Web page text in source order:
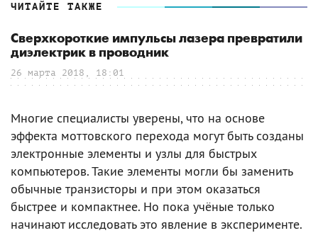
ЧИТАЙТЕ ТАКЖЕ
Сверхкороткие импульсы лазера превратили
диэлектрик в проводник
26 марта 2018, 18:01
Многие специалисты уверены, что на основе
эффекта моттовского перехода могут быть созданы
электронные элементы и узлы для быстрых
компьютеров. Такие элементы могли бы заменить
обычные транзисторы и при этом оказаться
быстрее и компактнее. Но пока учёные только
начинают исследовать это явление в эксперименте.